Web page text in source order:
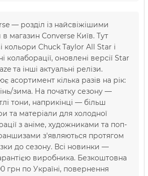
— розділ із найсвіжішими
магазин Converse Київ. Тут
кольори Chuck Taylor All Star і
колаборації, оновлені версії Star
та інші актуальні релізи.
асортимент кілька разів на рік:
зима. На початку сезону —
тони, наприкінці — більш
та матеріали для холодної
з аніме, художниками та поп-
з'являються протягом
до сезону. Всі новинки —
виробника. Безкоштовна
грн по Україні, повернення